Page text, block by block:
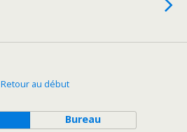
Retour au début
Bureau